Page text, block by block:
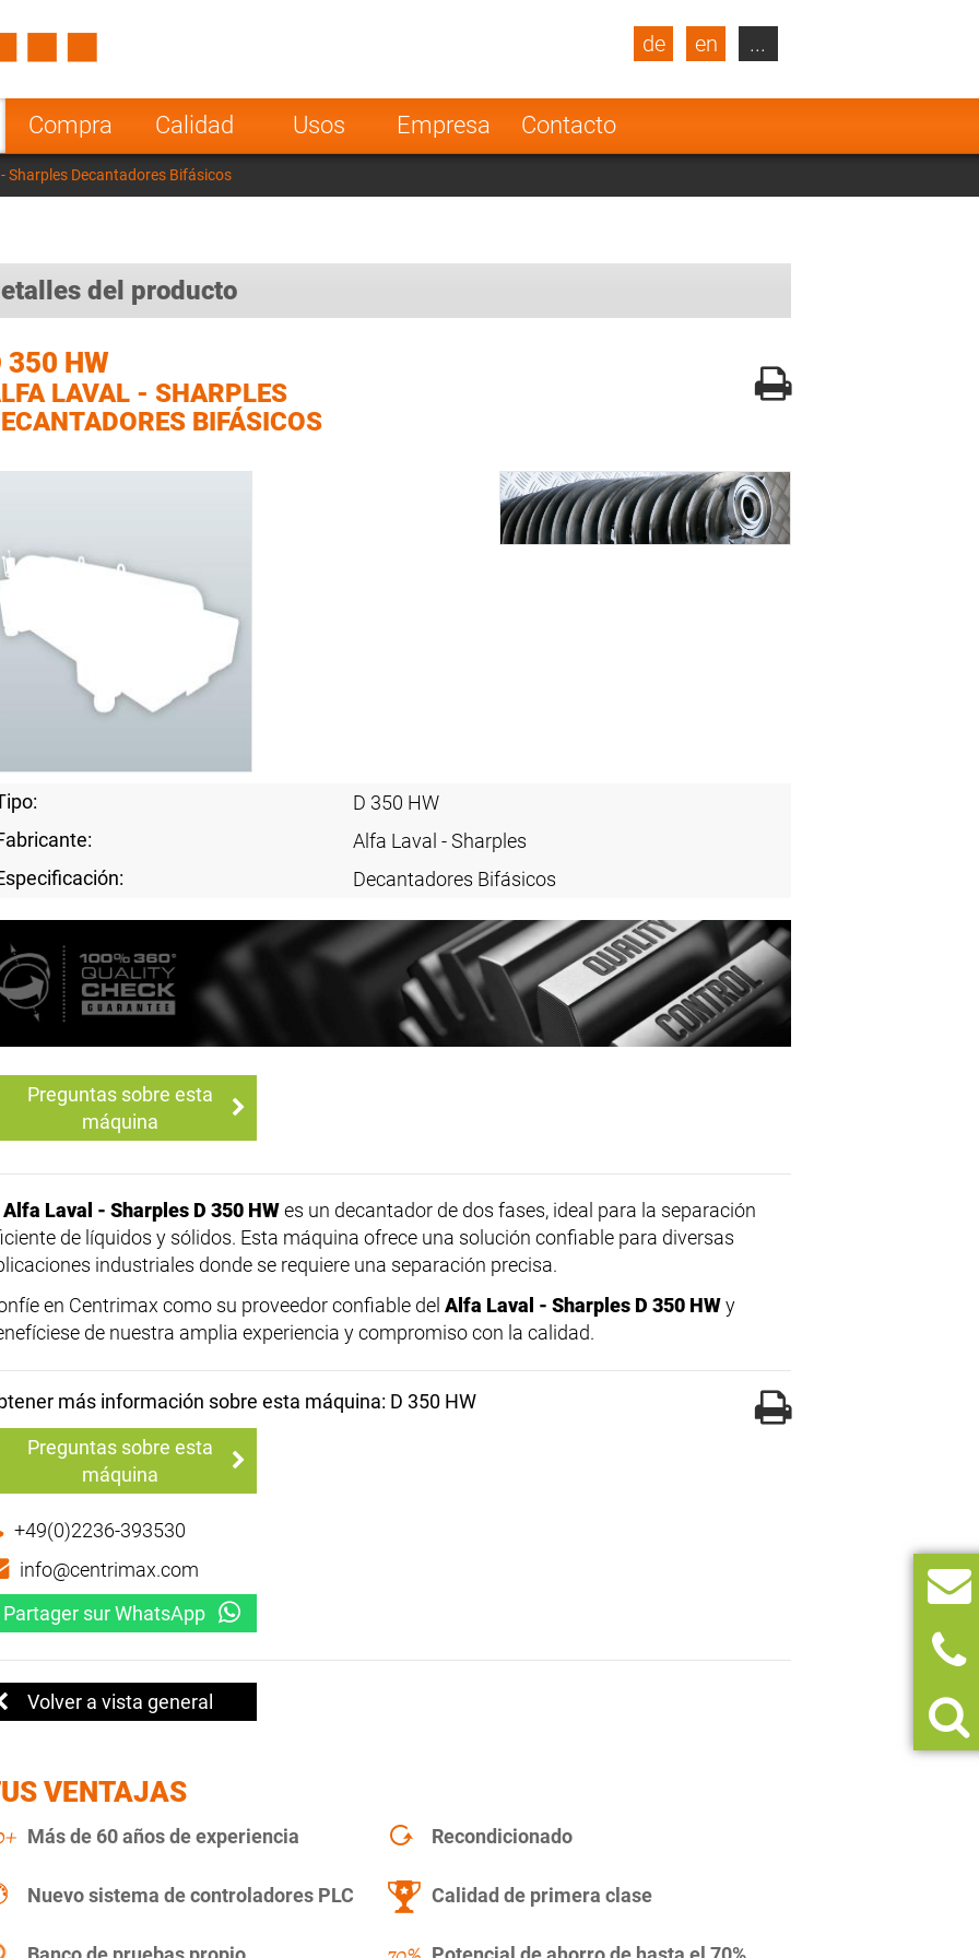
Compra Calidad Usos Empresa Contacto
de en
Turkey
Poland Norway
Netherlands
Greece
...
Sharples Decantadores Bifásicos
del producto
350 HW
LAVAL - SHARPLES
BIFÁSICOS
D 350 HW
Alfa Laval - Sharples
Decantadores Bifásicos
Preguntas sobre esta
máquina
Alfa Laval - Sharples D 350 HWes un decantador de dos fases, ideal para la separación
de líquidos y sólidos. Esta máquina ofrece una solución confiable para diversas
industriales donde se requiere una separación precisa.
en Centrimax como su proveedor confiable del Alfa Laval - Sharples D 350 HWy
de nuestra amplia experiencia y compromiso con la calidad.
más información sobre esta máquina: D 350 HW
Preguntas sobre esta
máquina
+49(0)2236-393530
info@centrimax.com
Partager sur WhatsApp
Volver a vista general
VENTAJAS
Más de 60 años de experiencia Recondicionado
Nuevo sistema de controladores PLC Calidad de primera clase